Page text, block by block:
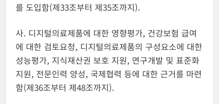
를 도입함(제33조부터 제35조까지).
사. 디지털의료제품에 대한 영향평가, 건강보험 급여
에 대한 검토요청, 디지털의료제품의 구성요소에 대한
성능평가, 지식재산권 보호 지원, 연구개발 및 표준화
지원, 전문인력 양성, 국제협력 등에 대한 근거를 마련
함(제36조부터 제48조까지).